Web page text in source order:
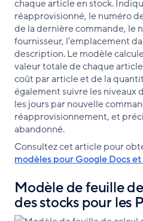
chaque article en stock.
réapprovisionné, le numéro
de la dernière commande, le
fournisseur, l’emplacement
description. Le modèle
valeur totale de chaque
coût par article et de la
également suivre les niveaux
les jours par nouvelle
réapprovisionnement, et
abandonné.
Consultez cet article pour
modèles pour Google Docs
Modèle de feuille
des stocks pour les